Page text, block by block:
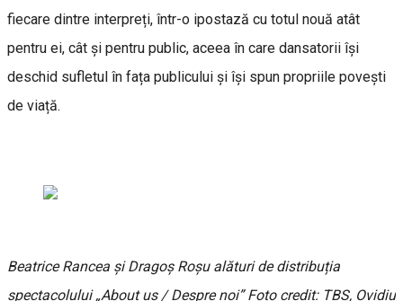
fiecare dintre interpreți, într-o ipostază cu totul nouă atât
pentru ei, cât și pentru public, aceea în care dansatorii își
deschid sufletul în fața publicului și își spun propriile povești
de viață.
Beatrice Rancea și Dragoș Roșu alături de distribuția
spectacolului „About us / Despre noi” Foto credit: TBS, Ovidiu